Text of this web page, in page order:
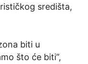
središta,
biti u
što će biti”,